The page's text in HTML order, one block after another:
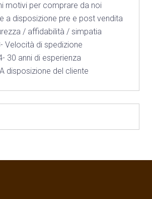
motivi per comprare da noi
a disposizione pre e post vendita
/ affidabilità / simpatia
Velocità di spedizione
30 anni di esperienza
disposizione del cliente